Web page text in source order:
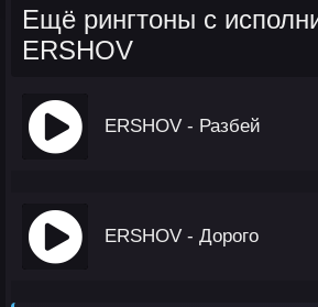
Ещё рингтоны с
ERSHOV
ERSHOV - Разбей
ERSHOV - Дорого